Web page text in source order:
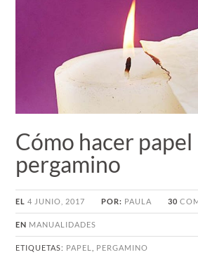
Cómo hacer papel
pergamino
EL 4 JUNIO, 2017 POR: PAULA 30
EN MANUALIDADES
ETIQUETAS: PAPEL PERGAMINO